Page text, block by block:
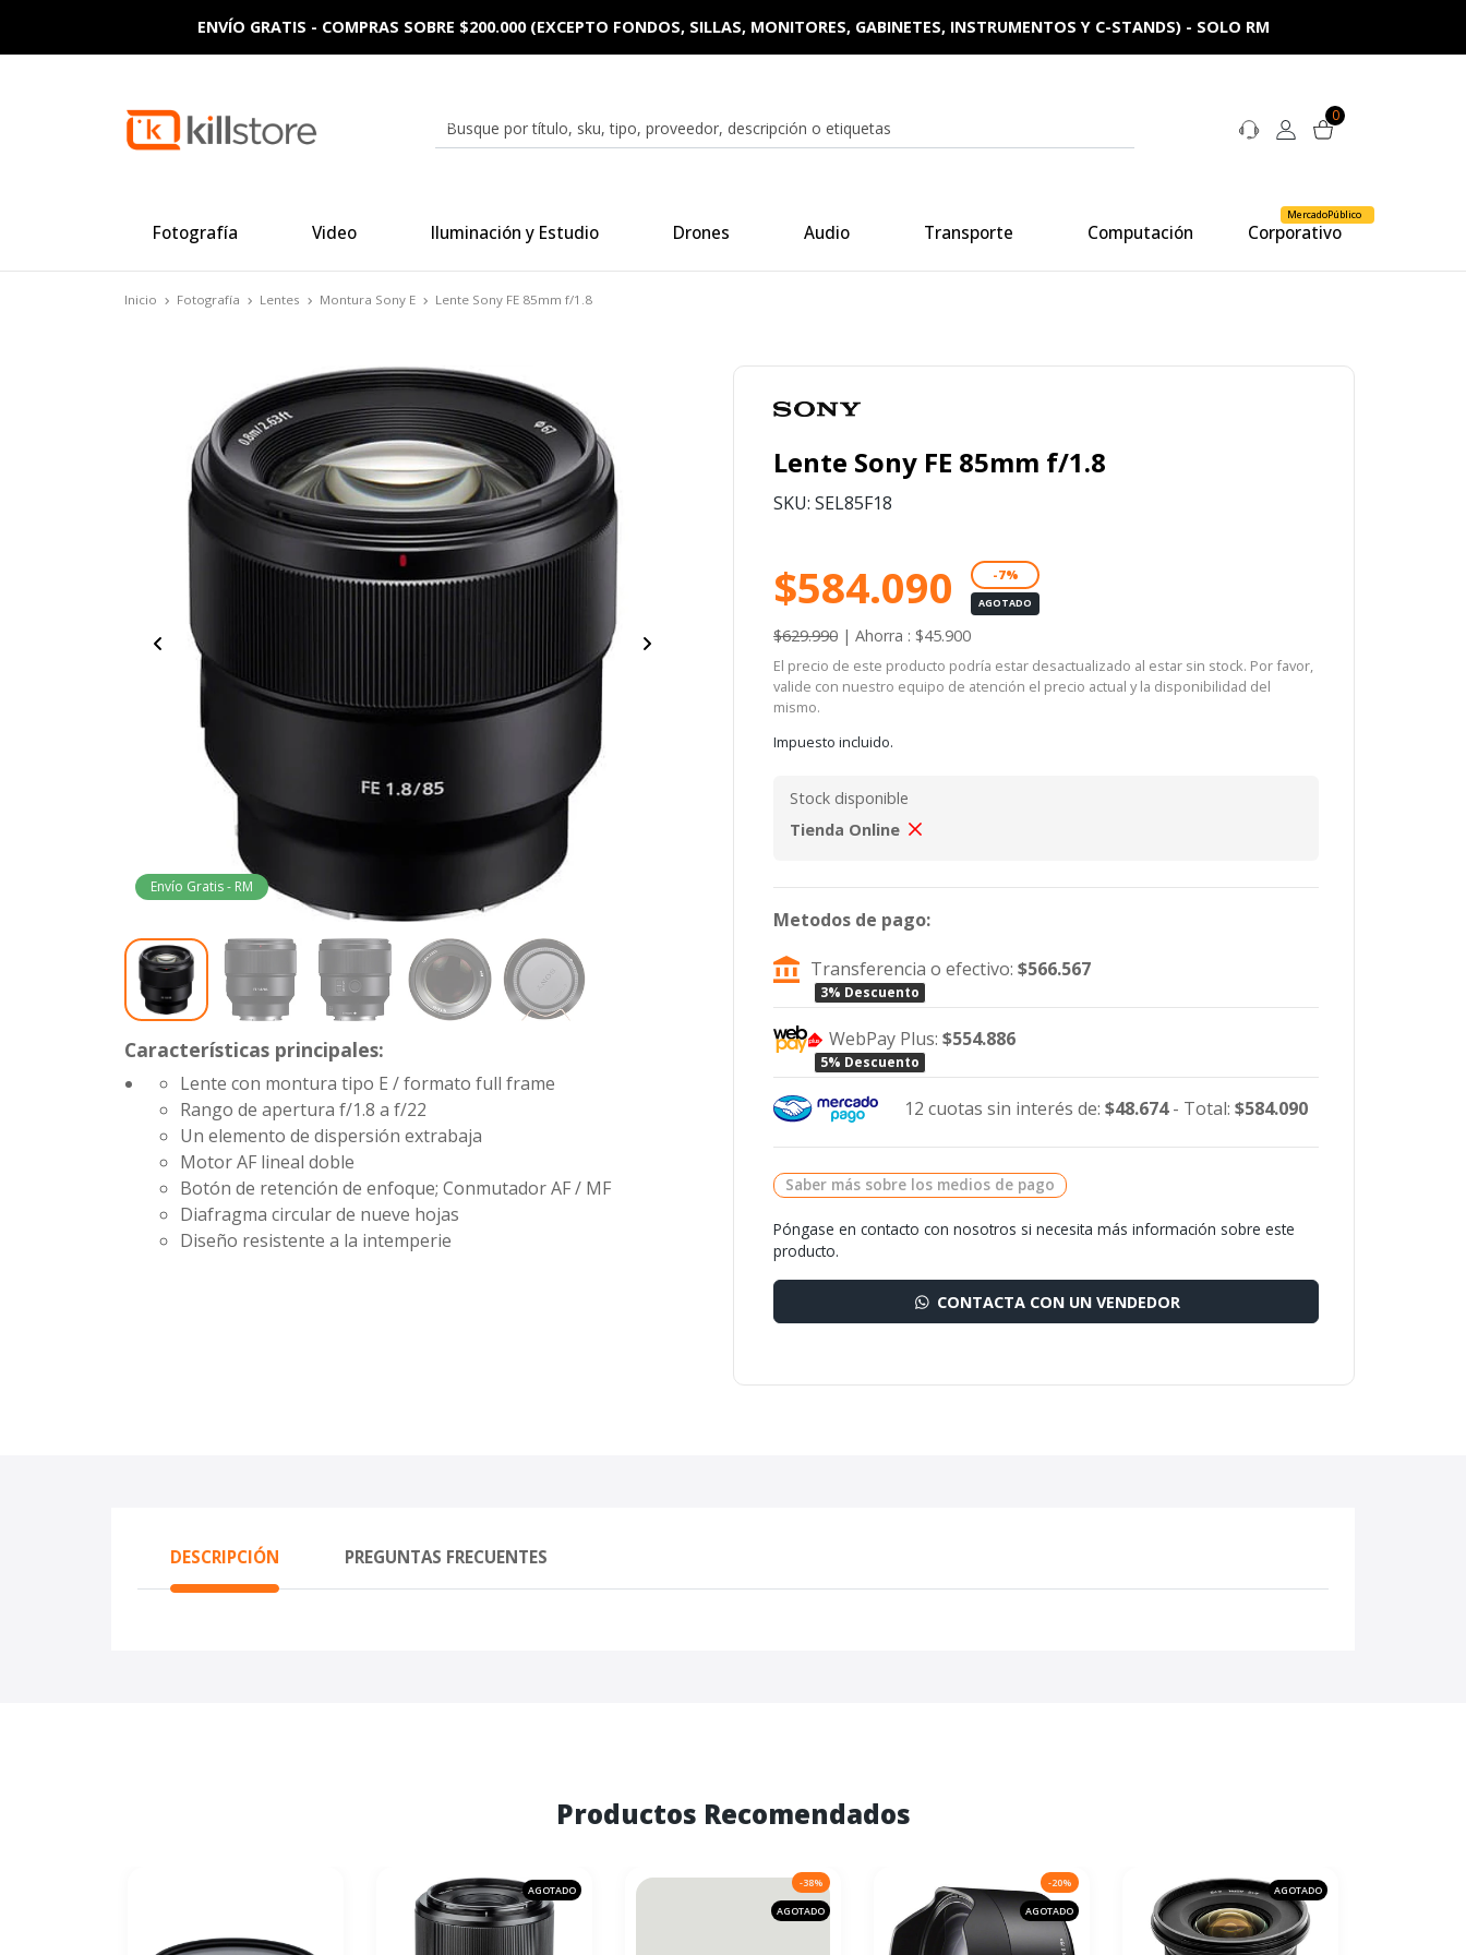
0
Fotografía Video Iluminación y Estudio Drones Audio Transporte Computación Corporativo
MercadoPúblico
ENVÍO GRATIS - COMPRAS SOBRE $200.000 (EXCEPTO FONDOS, SILLAS, MONITORES, GABINETES, INSTRUMENTOS Y C-STANDS) - SOLO RM
Inicio Fotografía Lentes Montura Sony E Lente Sony FE 85mm f/1.8
Envío Gratis - RM
Características principales:
Lente con montura tipo E / formato full frame
Rango de aperturaf/1.8 a f/22
Un elemento de dispersión extrabaja
Motor AF lineal doble
Botón de retención de enfoque; Conmutador AF / MF
Diafragma circular de nueve hojas
Diseño resistente a la intemperie
Lente Sony FE 85mm f/1.8
SKU: SEL85F18
$584.090 -7%
AGOTADO
$629.990 | Ahorra : $45.900
El precio de este producto podría estar desactualizado al estar sin stock. Por favor,
valide con nuestro equipo de atención el precio actual y la disponibilidad del
mismo.
Impuesto incluido.
Stock disponible
Tienda Online
Metodos de pago:
Transferencia o efectivo:$566.567
3% Descuento
WebPay Plus:$554.886
5% Descuento
12 cuotas sin interés de: $48.674- Total: $584.090
Saber más sobre los medios de pago
Póngase en contacto con nosotros si necesita más información sobre este
producto.
CONTACTA CON UN VENDEDOR
DESCRIPCIÓN PREGUNTAS FRECUENTES
Productos Recomendados
AGOTADO
-38%
AGOTADO
-20%
AGOTADO
AGOTADO